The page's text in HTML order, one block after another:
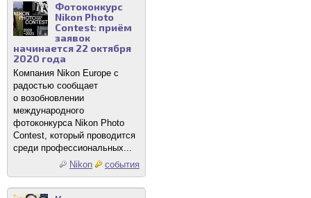
Фотоконкурс
Nikon Photo
Contest: приём
заявок
начинается 22 октября
2020 года
Компания Nikon Europe с
радостью сообщает
о возобновлении
международного
фотоконкурса Nikon Photo
Contest, который проводится
среди профессиональных...
Nikon
события